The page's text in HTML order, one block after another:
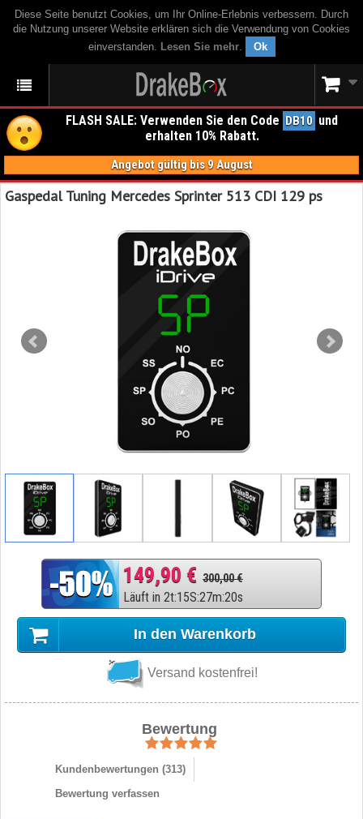
Diese Seite benutzt Cookies, um Ihr Online-Erlebnis verbessern. Durch
die Nutzung unserer Website erklären sich die Verwendung von Cookies
einverstanden. Lesen Sie mehr. Ok
FLASH SALE: Verwenden Sie den Code DB10 und
erhalten 10% Rabatt.
Angebot gültig bis 9 August
Gaspedal Tuning Mercedes Sprinter 513 CDI 129 ps
149,90 € 300,00 €
Läuft in 2t:15S:27m:19s
In den Warenkorb
Versand kostenfrei!
Bewertung
Kundenbewertungen (313)
Bewertung verfassen